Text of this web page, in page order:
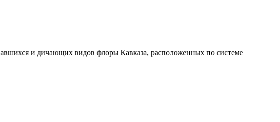
и дичающих видов флоры Кавказа, расположенных по системе